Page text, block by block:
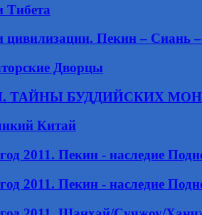
Тибета
цивилизации. Пекин –
Дворцы
ТАЙНЫ БУДДИЙСКИХ
Китай
2011. Пекин - наследие
2011. Пекин - наследие